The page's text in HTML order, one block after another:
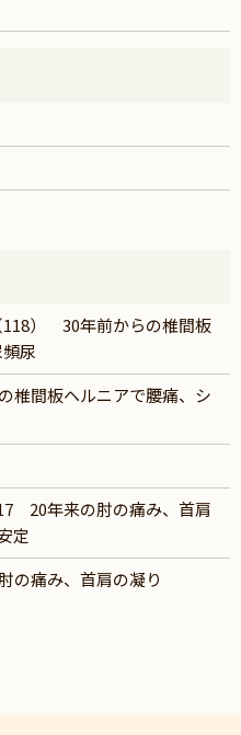
118） 30年前からの椎間板
頻尿
間板ヘルニアで腰痛、シ
20年来の肘の痛み、首肩
定
痛み、首肩の凝り